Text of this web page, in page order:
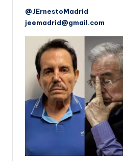
@JErnestoMadrid
jeemadrid@gmail.com